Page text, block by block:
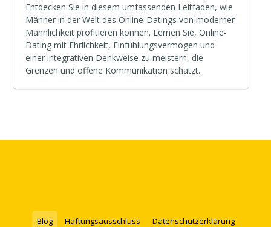
Entdecken Sie in diesem umfassenden Leitfaden, wie
Männer in der Welt des Online-Datings von moderner
Männlichkeit profitieren können. Lernen Sie, Online-
Dating mit Ehrlichkeit, Einfühlungsvermögen und
einer integrativen Denkweise zu meistern, die
Grenzen und offene Kommunikation schätzt.
Blog Haftungsausschluss Datenschutzerklärung